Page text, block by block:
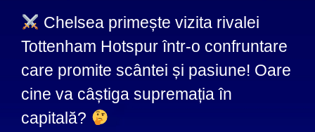
Chelsea primește vizita rivalei
Tottenham Hotspur într-o confruntare
care promite scântei și pasiune! Oare
cine va câștiga supremația în
capitală?